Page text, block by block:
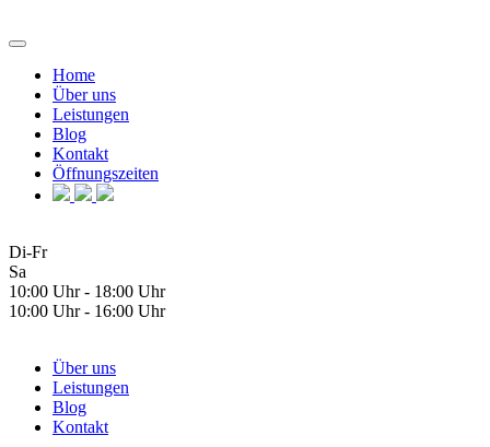
Home
Über uns
Leistungen
Blog
Kontakt
Öffnungszeiten
Di-Fr
Sa
10:00 Uhr - 18:00 Uhr
10:00 Uhr - 16:00 Uhr
Über uns
Leistungen
Blog
Kontakt